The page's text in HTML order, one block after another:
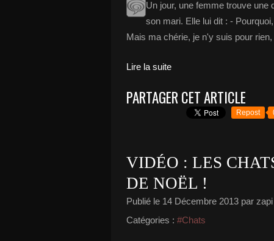
Un jour, une femme trouve une
son mari. Elle lui dit : -
Mais ma chérie, je n'y suis pour
Lire la suite
PARTAGER CET ARTICLE
Repost
VIDÉO : LES
DE NOËL !
Publié le 14 Décembre 2013 par zapi
Catégories : #Chats